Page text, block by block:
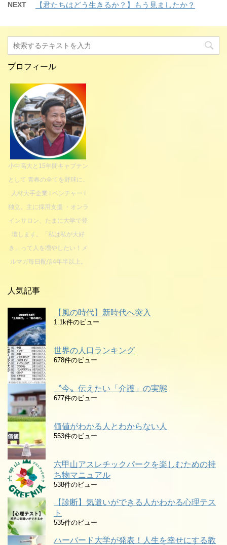
NEXT 【君たちはどう生きるか？】もう見ましたか？
プロフィール
小中高大と15年間キャプテン
として 青春の全てを野球に。
人材大手企業 I ベンチャー I
独立。主に採用支援 ・オンラ
インサロン、たまに大学で登
壇します。「私は私が大好
き」って人を増やしたい！メ
ルマガ毎日配信4年半以上。
人気記事
【風の時代】新時代へ突入
1.1k件のビュー
世界の人口ランキング
678件のビュー
〝今〟伝えたい「介護」の実態
677件のビュー
価値がわかる人とわからない人
553件のビュー
六甲山アスレチックパークを楽しむための持
ち物マニュアル
538件のビュー
【診断】気遣いができる人かわかる心理テス
ト
535件のビュー
ハーバード大学が発表！人生を幸せにする教